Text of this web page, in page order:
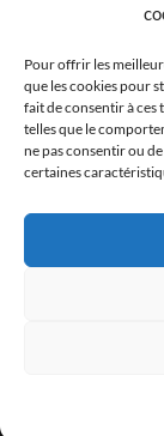
Pour offrir les
que les cookies pour
fait de consentir à
telles que le
ne pas consentir ou
certaines
Signes et
Facebook
Instagram